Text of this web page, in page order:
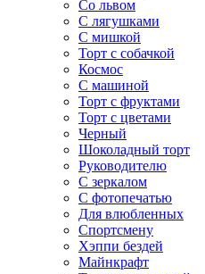
Со львом
С лягушками
С мишкой
Торт с собачкой
Космос
С машиной
Торт с фруктами
Торт с цветами
Черный
Шоколадный торт
Руководителю
С зеркалом
С фотопечатью
Для влюбленных
Спортсмену
Хэппи бездей
Майнкрафт